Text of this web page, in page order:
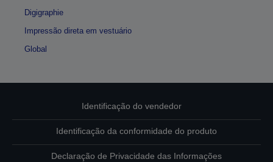
Digigraphie
Impressão direta em vestuário
Global
Identificação do vendedor
Identificação da conformidade do produto
Declaração de Privacidade das Informações